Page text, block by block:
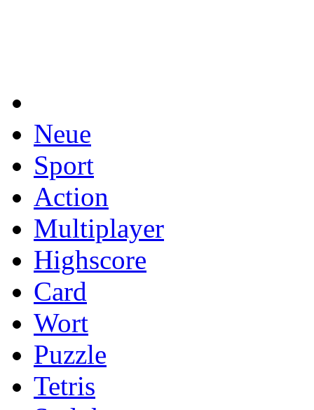
Neue
Sport
Action
Multiplayer
Highscore
Card
Wort
Puzzle
Tetris